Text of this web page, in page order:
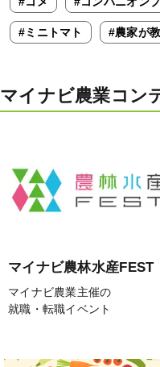
#ミニトマト #農家が
マイナビ農業コン
マイナビ農林水産FEST
マイナビ農業主催の
就職・転職イベント